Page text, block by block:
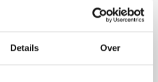
Details Over
Zonnebril | Spiegelglazen | UV
400